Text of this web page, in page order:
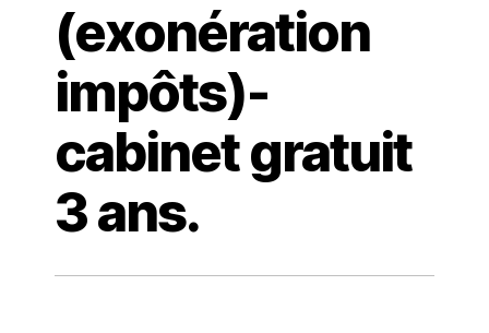
(exonération
impôts)-
cabinet gratuit
3 ans.